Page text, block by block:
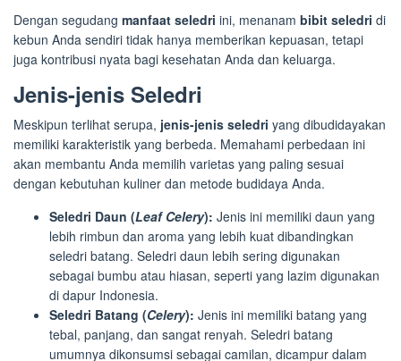
Dengan segudang manfaat seledri ini, menanam bibit seledri di
kebun Anda sendiri tidak hanya memberikan kepuasan, tetapi
juga kontribusi nyata bagi kesehatan Anda dan keluarga.
Jenis-jenis Seledri
Meskipun terlihat serupa, jenis-jenis seledri yang dibudidayakan
memiliki karakteristik yang berbeda. Memahami perbedaan ini
akan membantu Anda memilih varietas yang paling sesuai
dengan kebutuhan kuliner dan metode budidaya Anda.
Seledri Daun (Leaf Celery): Jenis ini memiliki daun yang
lebih rimbun dan aroma yang lebih kuat dibandingkan
seledri batang. Seledri daun lebih sering digunakan
sebagai bumbu atau hiasan, seperti yang lazim digunakan
di dapur Indonesia.
Seledri Batang (Celery): Jenis ini memiliki batang yang
tebal, panjang, dan sangat renyah. Seledri batang
umumnya dikonsumsi sebagai camilan, dicampur dalam